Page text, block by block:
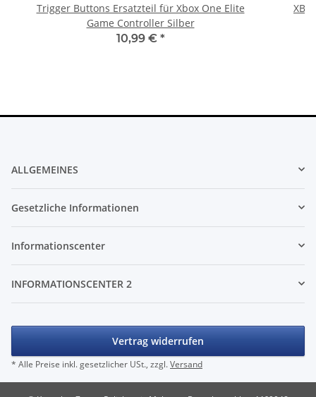
Trigger Buttons Ersatzteil für Xbox One Elite
Game Controller Silber
10,99 € *
ALLGEMEINES
Gesetzliche Informationen
Informationscenter
INFORMATIONSCENTER 2
Vertrag widerrufen
* Alle Preise inkl. gesetzlicher USt., zzgl.Versand